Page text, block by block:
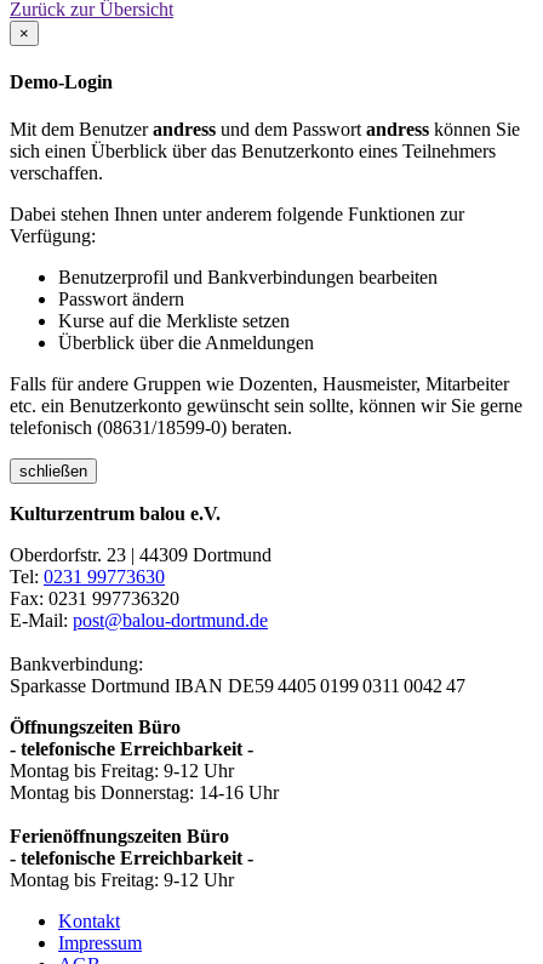
Zurück zur Übersicht
×
Demo-Login
Mit dem Benutzerandress und dem Passwort andress können Sie
sich einen Überblick über das Benutzerkonto eines Teilnehmers
verschaffen.
Dabei stehen Ihnen unter anderem folgende Funktionen zur
Verfügung:
Benutzerprofil und Bankverbindungen bearbeiten
Passwort ändern
Kurse auf die Merkliste setzen
Überblick über die Anmeldungen
Falls für andere Gruppen wie Dozenten, Hausmeister, Mitarbeiter
etc. ein Benutzerkonto gewünscht sein sollte, können wir Sie gerne
telefonisch (08631/18599-0) beraten.
schließen
Kulturzentrum balou e.V.
Oberdorfstr. 23 | 44309 Dortmund
Tel: 0231 99773630
Fax: 0231 997736320
E-Mail: post@balou-dortmund.de
Bankverbindung:
Sparkasse Dortmund IBAN DE59 4405 0199 0311 0042 47
Öffnungszeiten Büro
- telefonische Erreichbarkeit -
Montag bis Freitag: 9-12 Uhr
Montag bis Donnerstag: 14-16 Uhr
Ferienöffnungszeiten Büro
- telefonische Erreichbarkeit -
Montag bis Freitag: 9-12 Uhr
Kontakt
Impressum